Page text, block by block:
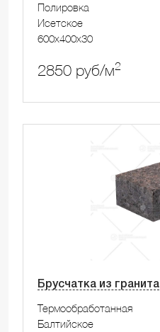
Полировка
Исетское
600x400x30
2850 руб/м2
Брусчатка из гранита
Термообработанная
Балтийское